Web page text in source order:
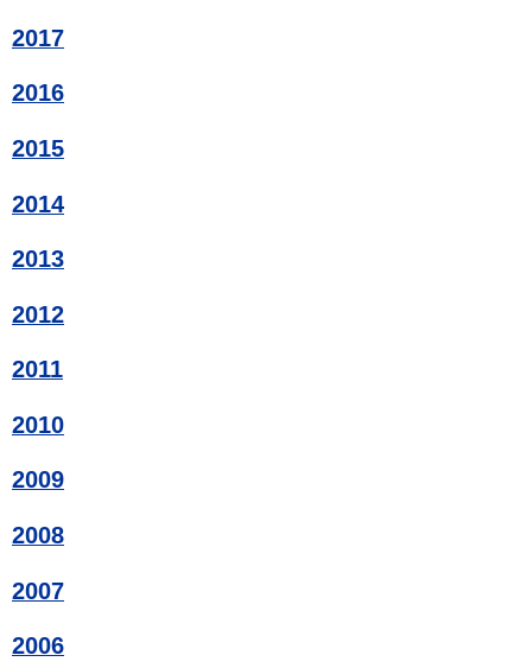
2017
2016
2015
2014
2013
2012
2011
2010
2009
2008
2007
2006